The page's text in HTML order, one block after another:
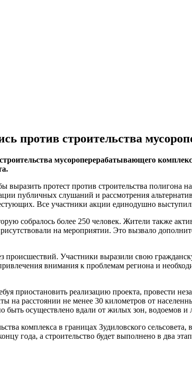
против строительства
мусороперерабатывающего
выразить протест против строительства
публичных слушаний и рассмотрения
Все участники акции единодушно
собралось более 250 человек. Жители также
на мероприятии. Это вызвало
Участники выразили свою
внимания к проблемам региона и
приостановить реализацию проекта, провести
расстоянии не менее 30 километров от
быть осуществлено вдали от жилых зон, водоемов
комплекса в границах Зудиловского
года, а строительство будет выполнено в два